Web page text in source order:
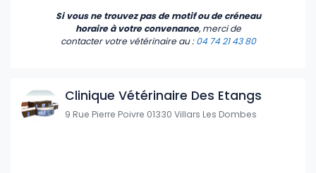
Si vous ne trouvez pas de motif ou de créneau
horaire à votre convenance, merci de
contacter votre vétérinaire au :04 74 21 43 80
Clinique Vétérinaire Des Etangs
9 Rue Pierre Poivre 01330 Villars Les Dombes